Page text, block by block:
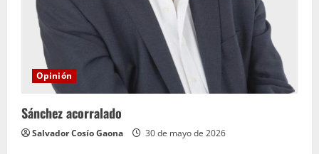
Opinión
Sánchez acorralado
Salvador Cosío Gaona 30 de mayo de 2026